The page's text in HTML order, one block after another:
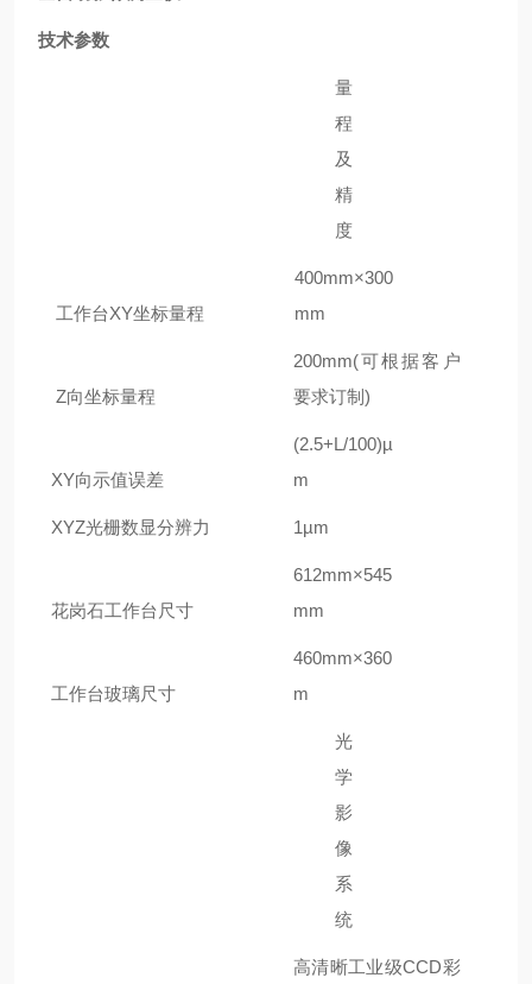
技术参数
量
程
及
精
度
工作台XY坐标量程
400mm×300
mm
Z向坐标量程
200mm(可根据客户
要求订制 )
XY向示值误差
(2.5+L/100)µ
m
XYZ光栅数显分辨力 1µm
花岗石工作台尺寸
612mm×545
mm
工作台玻璃尺寸
460mm×360
m
光
学
影
像
系
统
高清晰工业级CCD彩